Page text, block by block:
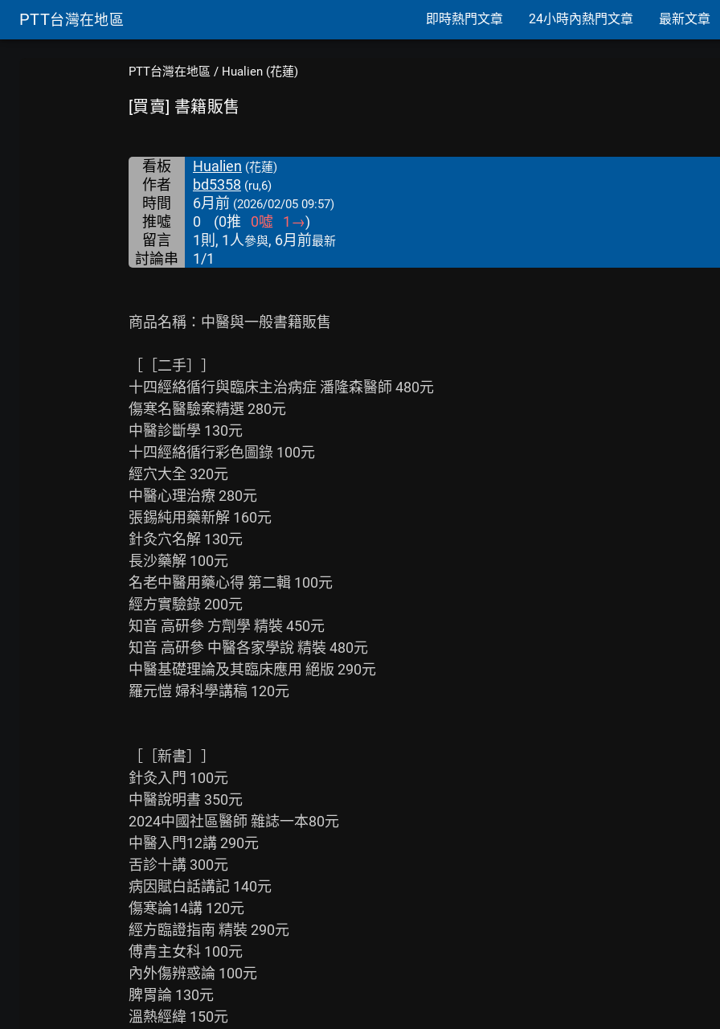
PTT台灣在地區 即時熱門文章 24小時內熱門文章 最新文章
PTT台灣在地區 / Hualien (花蓮)
[買賣] 書籍販售
看板 Hualien (花蓮)
作者 bd5358 (ru,6)
時間 6月前 (2026/02/05 09:57)
推噓 0 (0推 0噓 1 →)
留言
1則, 1人參與, 6月前最新
討論串 1/1
商品名稱：中醫與一般書籍販售
［［二手］］
十四經絡循行與臨床主治病症 潘隆森醫師 480元
傷寒名醫驗案精選 280元
中醫診斷學 130元
十四經絡循行彩色圖錄 100元
經穴大全 320元
中醫心理治療 280元
張錫純用藥新解 160元
針灸穴名解 130元
長沙藥解 100元
名老中醫用藥心得 第二輯 100元
經方實驗錄 200元
知音 高研參 方劑學 精裝 450元
知音 高研參 中醫各家學說 精裝 480元
中醫基礎理論及其臨床應用 絕版 290元
羅元愷 婦科學講稿 120元
［［新書］］
針灸入門 100元
中醫說明書 350元
2024中國社區醫師 雜誌一本80元
中醫入門12講 290元
舌診十講 300元
病因賦白話講記 140元
傷寒論14講 120元
經方臨證指南 精裝 290元
傅青主女科 100元
內外傷辨惑論 100元
脾胃論 130元
溫熱經緯 150元